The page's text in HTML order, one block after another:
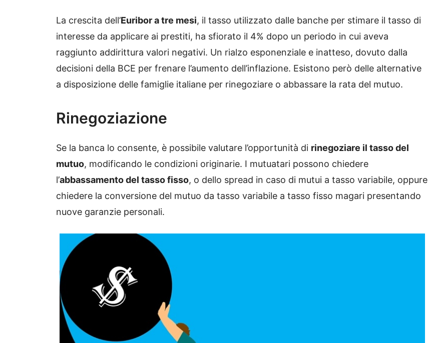
La crescita dell’Euribor a tre mesi, il tasso utilizzato dalle banche per stimare il tasso di
interesse da applicare ai prestiti, ha sfiorato il 4% dopo un periodo in cui aveva
raggiunto addirittura valori negativi. Un rialzo esponenziale e inatteso, dovuto dalla
decisioni della BCE per frenare l’aumento dell’inflazione. Esistono però delle alternative
a disposizione delle famiglie italiane per rinegoziare o abbassare la rata del mutuo.
Rinegoziazione
Se la banca lo consente, è possibile valutare l’opportunità di rinegoziare il tasso del
mutuo, modificando le condizioni originarie. I mutuatari possono chiedere
l’abbassamento del tasso fisso, o dello spread in caso di mutui a tasso variabile, oppure
chiedere la conversione del mutuo da tasso variabile a tasso fisso magari presentando
nuove garanzie personali.